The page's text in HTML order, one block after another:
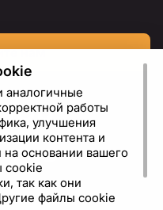
нам
аналогичные
работы
улучшения
контента и
основании вашего
cookie
так как они
файлы cookie